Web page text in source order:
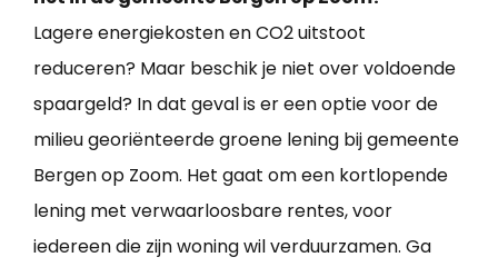
Lagere energiekosten en CO2 uitstoot
reduceren? Maar beschik je niet over voldoende
spaargeld? In dat geval is er een optie voor de
milieu georiënteerde groene lening bij gemeente
Bergen op Zoom. Het gaat om een kortlopende
lening met verwaarloosbare rentes, voor
iedereen die zijn woning wil verduurzamen. Ga